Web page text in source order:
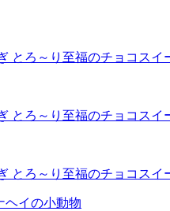
とろ～り至福のチョコスイ
とろ～り至福のチョコスイ
とろ～り至福のチョコスイ
ヘイの小動物